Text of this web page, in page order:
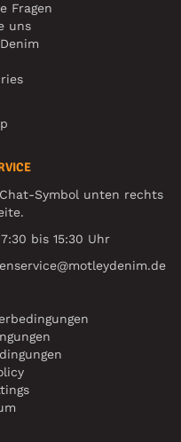
Fragen
uns
Symbol unten rechts
bis 15:30 Uhr